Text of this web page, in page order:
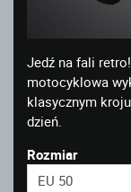
Jedź na fali
motocyklowa
klasycznym
dzień.
Rozmiar